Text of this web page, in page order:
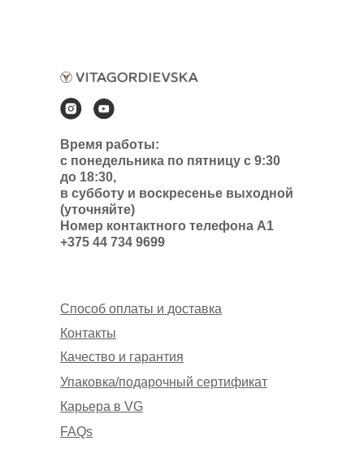
Время работы:
с понедельника по пятницу с 9:30
до 18:30,
в субботу и воскресенье выходной
(уточняйте)
Номер контактного телефона А1
+375 44 734 9699
Способ оплаты и доставка
Контакты
Упаковка/подарочный сертификат
FAQs
Карьера в VG
Качество и гарантия